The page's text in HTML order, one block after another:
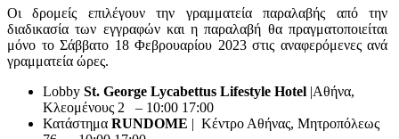
Οι δρομείς επιλέγουν την γραμματεία παραλαβής από την
διαδικασία των εγγραφών και η παραλαβή θα πραγματοποιείται
μόνο το Σάββατο 18 Φεβρουαρίου 2023 στις αναφερόμενες ανά
γραμματεία ώρες.
Lobby St. George Lycabettus Lifestyle Hotel |Αθήνα,
Κλεομένους 2 – 10:00 17:00
Κατάστημα RUNDOME | Κέντρο Αθήνας, Μητροπόλεως